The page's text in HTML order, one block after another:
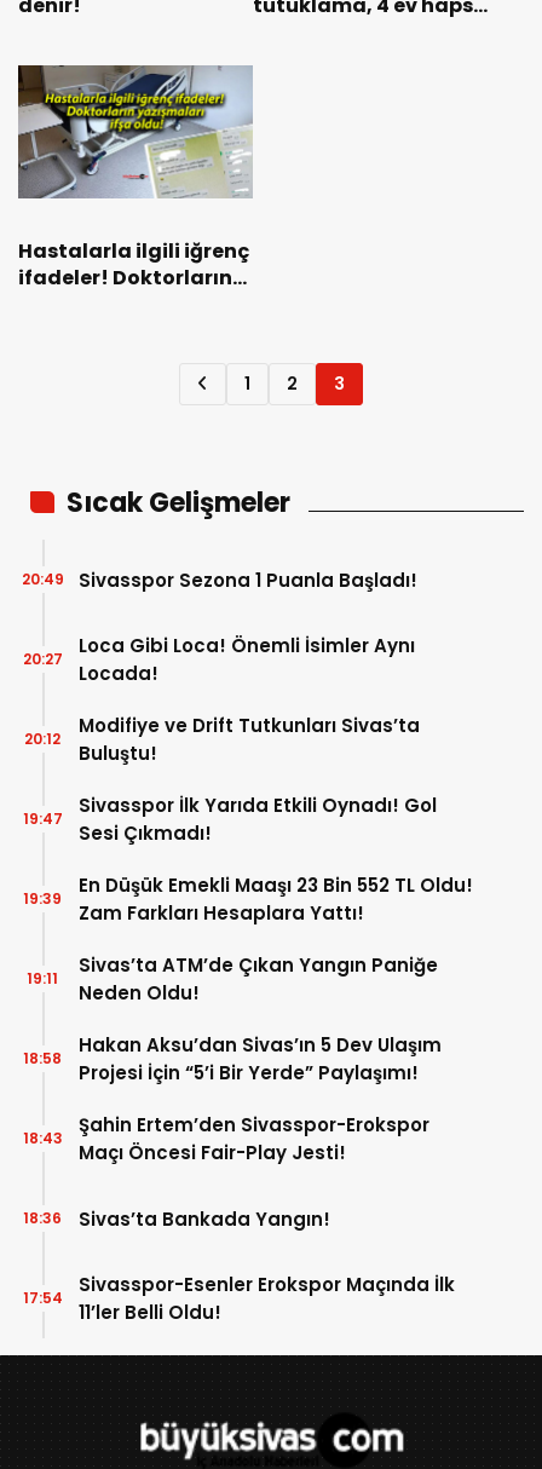
denir!
tutuklama, 4 ev hapsi!
Hastalarla ilgili iğrenç
ifadeler! Doktorların
1 2 3
Sıcak Gelişmeler
Sivasspor Sezona 1 Puanla Başladı!
20:49
Loca Gibi Loca! Önemli İsimler Aynı
Locada!
20:27
Modifiye ve Drift Tutkunları Sivas’ta
Buluştu!
20:12
Sivasspor İlk Yarıda Etkili Oynadı! Gol
Sesi Çıkmadı!
19:47
En Düşük Emekli Maaşı 23 Bin 552 TL Oldu!
Zam Farkları Hesaplara Yattı!
19:39
Sivas’ta ATM’de Çıkan Yangın Paniğe
Neden Oldu!
19:11
Hakan Aksu’dan Sivas’ın 5 Dev Ulaşım
Projesi İçin “5’i Bir Yerde” Paylaşımı!
18:58
Şahin Ertem’den Sivasspor-Erokspor
Maçı Öncesi Fair-Play Jesti!
18:43
Sivas’ta Bankada Yangın!
18:36
Sivasspor-Esenler Erokspor Maçında İlk
11’ler Belli Oldu!
17:54